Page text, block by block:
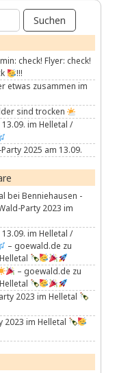
check! Flyer: check!
!!!
etwas zusammen im
sind trocken
im Helletal /
2025 am 13.09.
bei Benniehausen -
Party 2023 im
im Helletal /
– goewald.de zu
– goewald.de zu
2023 im Helletal
2023 im Helletal